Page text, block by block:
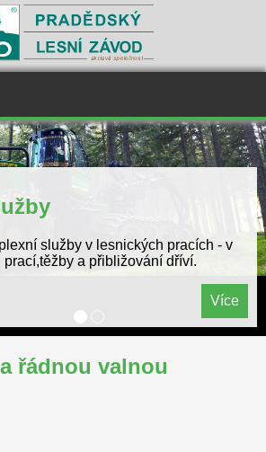
služby v obchodu, manipulaci a
dříví.
Více
řádnou valnou